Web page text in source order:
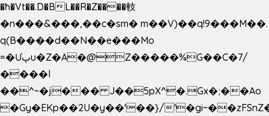
�ħ�Vt��.D�BL��R�Z����䡋
�n���&���,��c�sm� m��V)��q!9���M��.
q(B����d��N��e���Mo
=�Ưپu�Z�A�@Z�����%G��C�7/
����l
��^~�j��� J��5pX^�.Gx�;��Ao
�Gy�EKp��2U�y��'��}/